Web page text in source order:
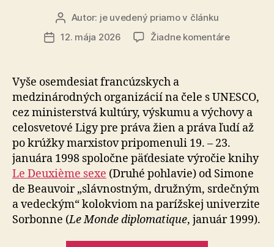
Autor
článku
Autor: je uvedený priamo v článku
Dátum
12. mája 2026 Žiadne komentárena
ženou
sa
žena
stáva“
Vyše osemdesiat francúzskych a
medzinárodných or­ga­ni­zá­cií na čele s UNESCO,
cez ministerstvá kultúry, výskumu a výchovy a
celosvetové Ligy pre práva žien a práva ľudí až
po krúžky marxistov pripomenuli 19. – 23.
januára 1998 spoločne päťdesiate výročie knihy
Le Deuxième sexe (Druhé pohlavie) od Simone
de Beauvoir „slávnostným, družným, srdečným
a vedeckým“ kolokviom na parížskej univerzite
Sorbonne (Le Monde diplomatique, január 1999).